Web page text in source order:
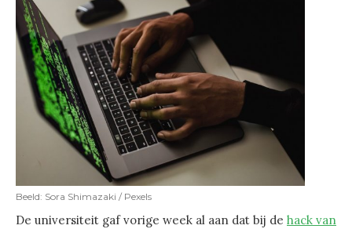
Beeld: Sora Shimazaki / Pexels
De universiteit gaf vorige week al aan dat bij de hack van